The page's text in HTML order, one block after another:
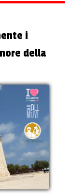
i
della